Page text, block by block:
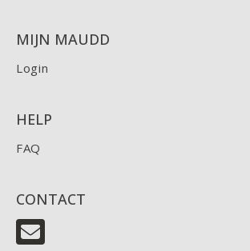
MIJN MAUDD
Login
HELP
FAQ
CONTACT